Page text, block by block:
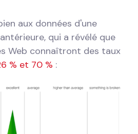
aux données d'une
qui a révélé que
Web connaîtront des taux
% et 70 % :